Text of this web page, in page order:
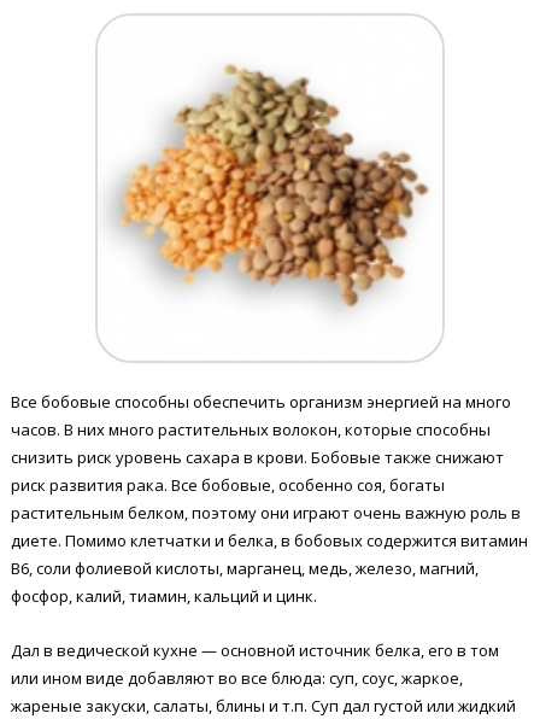
Все бобовые способны обеспечить организм энергией на много
часов. В них много растительных волокон, которые способны
снизить риск уровень сахара в крови. Бобовые также снижают
риск развития рака. Все бобовые, особенно соя, богаты
растительным белком, поэтому они играют очень важную роль в
диете. Помимо клетчатки и белка, в бобовых содержится витамин
В6, соли фолиевой кислоты, марганец, медь, железо, магний,
фосфор, калий, тиамин, кальций и цинк.
Дал в ведической кухне — основной источник белка, его в том
или ином виде добавляют во все блюда: суп, соус, жаркое,
жареные закуски, салаты, блины и т.п. Суп дал густой или жидкий